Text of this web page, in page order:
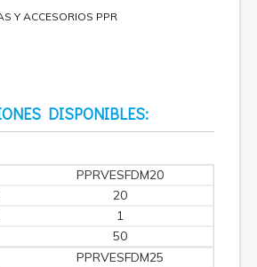
Y ACCESORIOS PPR
DISPONIBLES:
PPRVESFDM20
20
1
50
PPRVESFDM25